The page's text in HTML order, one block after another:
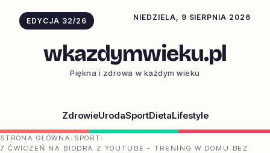
EDYCJA 32/26 NIEDZIELA, 9 SIERPNIA 2026
wkazdymwieku.pl
Piękna i zdrowa w każdym wieku
ZdrowieUrodaSportDietaLifestyle
STRONA GŁÓWNA › SPORT ›
7 ĆWICZEŃ NA BIODRA Z YOUTUBE - TRENING W DOMU BEZ